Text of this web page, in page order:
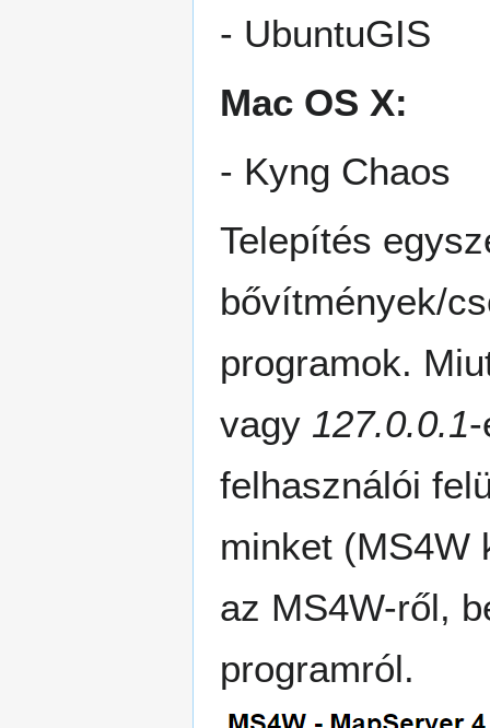
- UbuntuGIS
Mac OS X:
- Kyng Chaos
Telepítés
bővítmények/
programok.
vagy 127.0.0.1
felhasználói
minket (MS4W
az MS4W-ről,
programról.